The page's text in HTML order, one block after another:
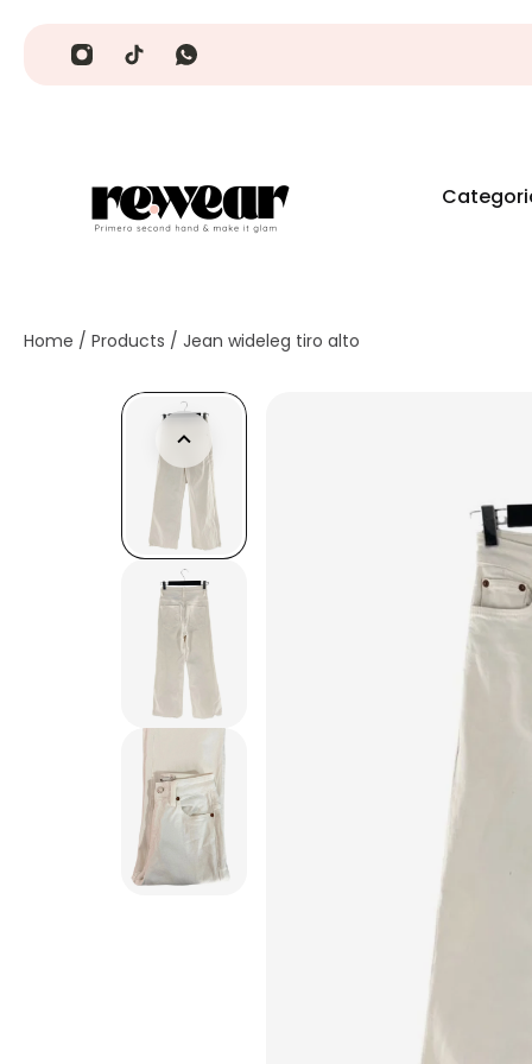
Home / Products / Jean wideleg tiro alto